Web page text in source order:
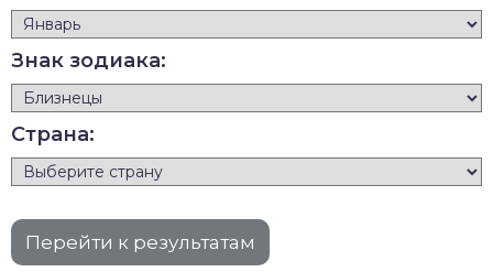
Знак зодиака:
Страна: